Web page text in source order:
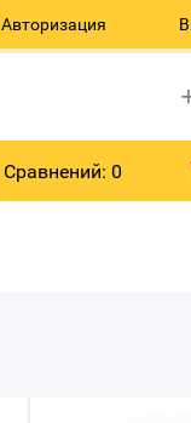
Авторизация
Сравнений: 0